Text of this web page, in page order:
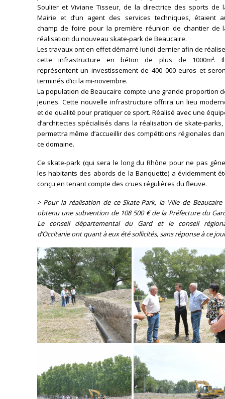
Soulier et Viviane Tisseur, de la directrice des sports de
Mairie et d’un agent des services techniques, étaient
champ de foire pour la première réunion de chantier de
réalisation du nouveau skate-park de Beaucaire.
Les travaux ont en effet démarré lundi dernier afin de
cette infrastructure en béton de plus de 1000m².
représentent un investissement de 400 000 euros et
terminés d’ici la mi-novembre.
La population de Beaucaire compte une grande proportion
jeunes. Cette nouvelle infrastructure offrira un lieu
et de qualité pour pratiquer ce sport. Réalisé avec une
d’architectes spécialisés dans la réalisation de skate-parks,
permettra même d’accueillir des compétitions régionales
ce domaine.
Ce skate-park (qui sera le long du Rhône pour ne pas
les habitants des abords de la Banquette) a évidemment
conçu en tenant compte des crues régulières du fleuve.
> Pour la réalisation de ce Skate-Park, la Ville de Beaucaire
obtenu une subvention de 108 500 € de la Préfecture du
Le conseil départemental du Gard et le conseil
d’Occitanie ont quant à eux été sollicités, sans réponse à ce